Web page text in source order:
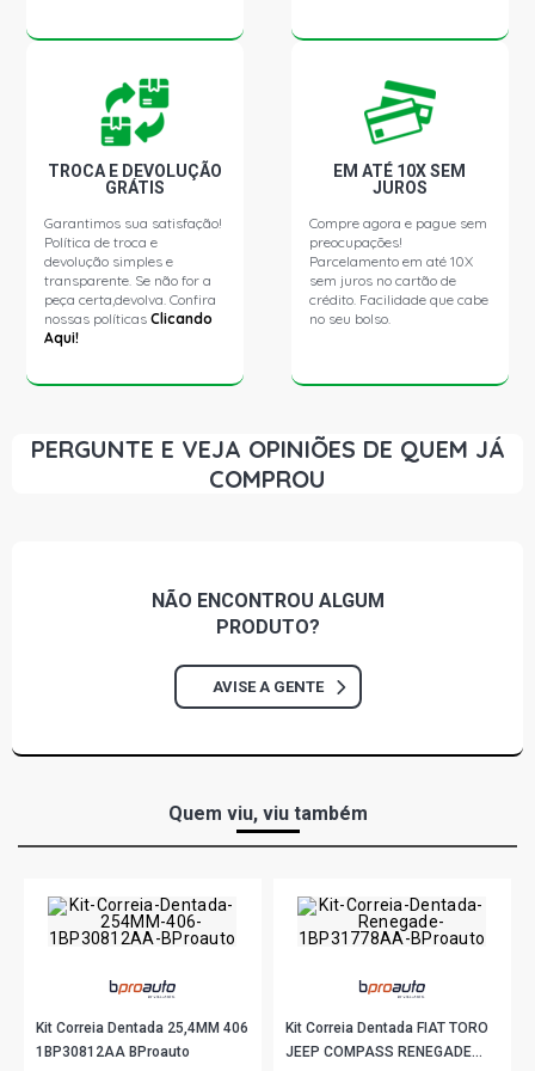
CLIO PRIVILEGE SEDAN 1.6 16V GASOLINA (2000 - 2007)
CLIO RN SEDAN 1.6 16V GASOLINA (2000 - 2005)
CLIO RT SEDAN 1.6 16V GASOLINA (2000 - 2005)
DUSTER DYNAMIQUE SUV 1.6 16V FLEX (2012 - 2021)
DUSTER EXPRESSION SUV 1.6 16V FLEX (2012 - 2021)
KANGOO EXPRESS FURGAO 1.6 16V FLEX (2007 - 2018)
KANGOO EXPRESS FURGAO 1.6 16V GASOLINA (2000 -
2007)
KANGOO AUTHENTIQUE MINIVAN 1.6 16V FLEX (2007 -
KANGOO EXPRESSION MINIVAN 1.6 16V FLEX (2007 -
KANGOO AUTHENTIQUE MINIVAN 1.6 16V GASOLINA
KANGOO RT MINIVAN 1.6 16V GASOLINA (2003 - 2004)
LOGAN PRIVILEGE SEDAN 1.6 16V HI-FLEX K4M L4 FLEX
TROCA E DEVOLUÇÃO
GRÁTIS
Garantimos sua satisfação!
Política de troca e
devolução simples e
transparente. Se não for a
peça certa,devolva. Confira
nossas políticasClicando
Aqui!
EM ATÉ 10X SEM
JUROS
Compre agora e pague sem
preocupações!
Parcelamento em até 10X
sem juros no cartão de
crédito. Facilidade que cabe
no seu bolso.
PERGUNTE E VEJA OPINIÕES DE QUEM JÁ
COMPROU
NÃO ENCONTROU ALGUM
PRODUTO?
AVISE A GENTE
Quem viu, viu também
Kit Correia Dentada 25,4MM 406
1BP30812AA BProauto
Kit Correia Dentada FIAT TORO
JEEP COMPASS RENEGADE